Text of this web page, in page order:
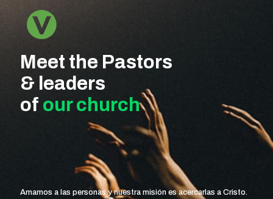
Meet the Pastors
& leaders
of our church
Amamos a las personas y nuestra misión es acercarlas a Cristo.